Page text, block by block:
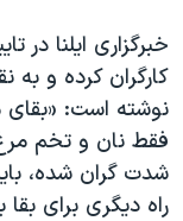
خبرگزاری ایلنا در
کارگران کرده و به
نوشته است:
فقط نان و تخم
شدت گران شده،
راه دیگری برای